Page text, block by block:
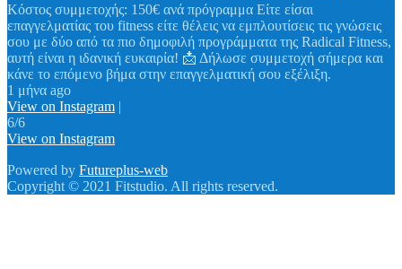
Κόστος συμμετοχής: 150€ ανά πρόγραμμα Είτε είσαι
επαγγελματίας του fitness είτε θέλεις να εμπλουτίσεις τις γνώσεις
σου με δύο από τα πιο δημοφιλή προγράμματα της Radical Fitness,
αυτή είναι η ιδανική ευκαιρία! 📩 Δήλωσε συμμετοχή σήμερα και
κάνε το επόμενο βήμα στην επαγγελματική σου εξέλιξη.
1 μήνα ago
View on Instagram |
6/6
View on Instagram
Powered by Futureplus-web
Copyright © 2021 Fitstudio. All rights reserved.